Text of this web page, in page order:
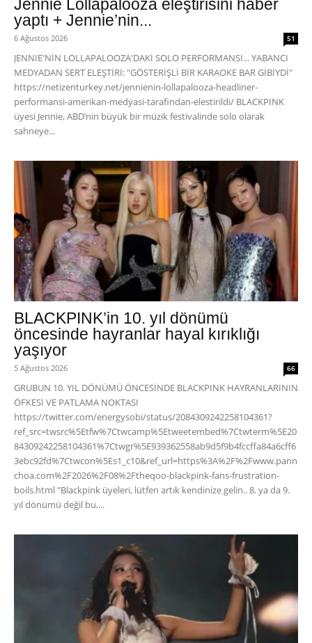
Jennie Lollapalooza eleştirisini haber
yaptı + Jennie’nin...
6 Ağustos 2026 51
JENNIE'NİN LOLLAPALOOZA'DAKİ SOLO PERFORMANSI... YABANCI
MEDYADAN SERT ELEŞTİRİ: "GÖSTERİŞLİ BİR KARAOKE BAR GİBİYDİ"
https://netizenturkey.net/jennienin-lollapalooza-headliner-
performansi-amerikan-medyasi-tarafindan-elestirildi/ BLACKPINK
üyesi Jennie, ABD’nin büyük bir müzik festivalinde solo olarak
sahneye...
BLACKPINK’in 10. yıl dönümü
öncesinde hayranlar hayal kırıklığı
yaşıyor
5 Ağustos 2026 66
GRUBUN 10. YIL DÖNÜMÜ ÖNCESİNDE BLACKPINK HAYRANLARININ
ÖFKESİ VE PATLAMA NOKTASI
https://twitter.com/energysobi/status/2084309242258104361?
ref_src=twsrc%5Etfw%7Ctwcamp%5Etweetembed%7Ctwterm%5E20
84309242258104361%7Ctwgr%5E939362558ab9d5f9b4fccffa84a6cff6
3ebc92fd%7Ctwcon%5Es1_c10&ref_url=https%3A%2F%2Fwww.pann
choa.com%2F2026%2F08%2Ftheqoo-blackpink-fans-frustration-
boils.html "Blackpink üyeleri, lütfen artık kendinize gelin.. 8. ya da 9.
yıl dönümü değil bu,...